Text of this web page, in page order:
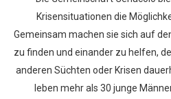
Krisensituationen die
Gemeinsam machen sie sich auf
zu finden und einander zu helfen,
anderen Süchten oder Krisen
leben mehr als 30 junge